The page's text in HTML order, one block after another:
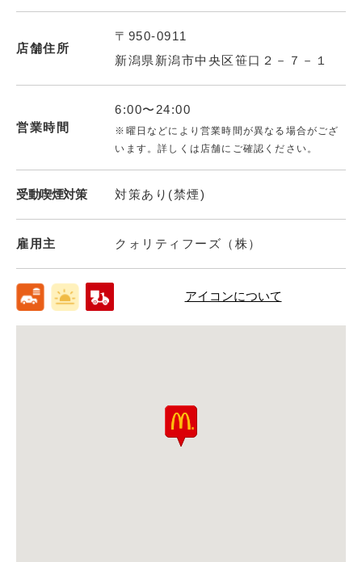
店舗住所
〒950-0911
新潟県新潟市中央区笹口２－７－１
営業時間
6:00〜24:00
※曜日などにより営業時間が異なる場合がござ
います。詳しくは店舗にご確認ください。
受動喫煙対策 対策あり(禁煙)
雇用主 クォリティフーズ（株）
アイコンについて